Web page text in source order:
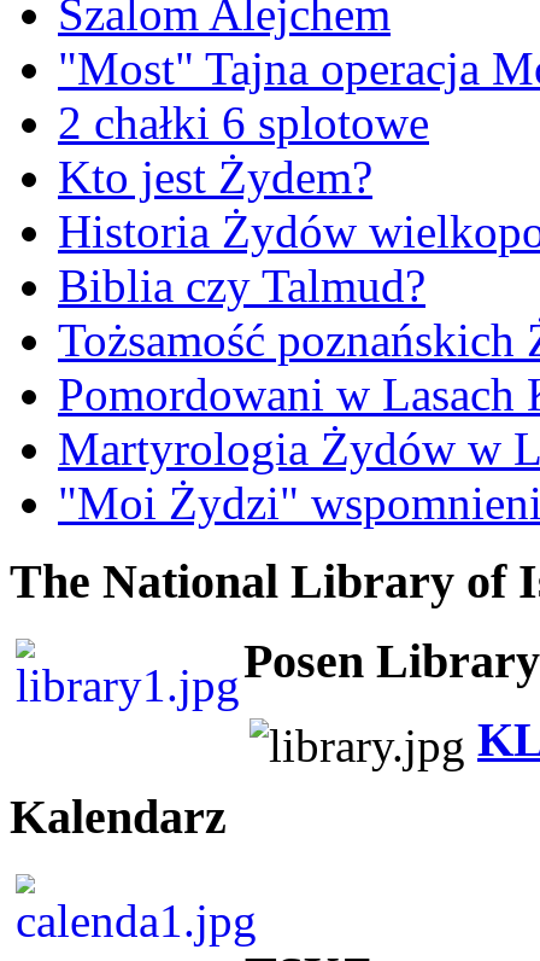
Szalom Alejchem
"Most" Tajna operacja
2 chałki 6 splotowe
Kto jest Żydem?
Historia Żydów
Biblia czy Talmud?
Tożsamość poznańskich
Pomordowani w Lasach
Martyrologia Żydów w
"Moi Żydzi"
The National Library of
Posen Library
Kalendarz